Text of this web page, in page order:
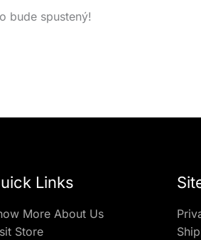
bude spustený!
Links
More About Us
Store